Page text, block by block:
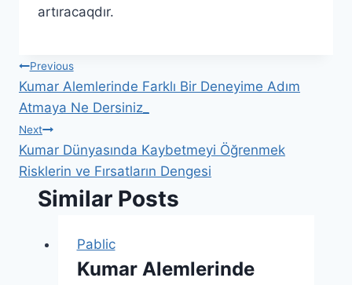
artıracaqdır.
Post
navigation
Previous
Kumar Alemlerinde Farklı Bir Deneyime Adım
Atmaya Ne Dersiniz_
Next
Kumar Dünyasında Kaybetmeyi Öğrenmek
Risklerin ve Fırsatların Dengesi
Similar Posts
Pablic
Kumar Alemlerinde